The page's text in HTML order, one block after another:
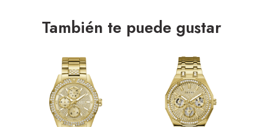
También te puede gustar